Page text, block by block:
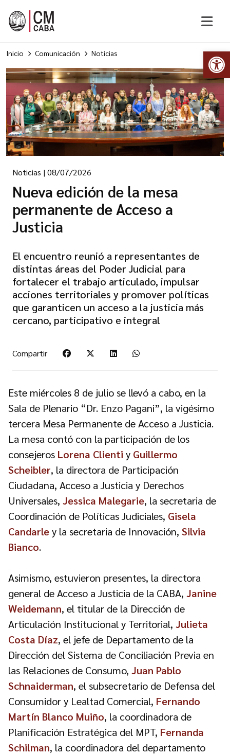
Inicio Comunicación Noticias
Noticias | 08/07/2026
Nueva edición de la mesa
permanente de Acceso a
Justicia
El encuentro reunió a representantes de
distintas áreas del Poder Judicial para
fortalecer el trabajo articulado, impulsar
acciones territoriales y promover políticas
que garanticen un acceso a la justicia más
cercano, participativo e integral
Compartir
Este miércoles 8 de julio se llevó a cabo, en la
Sala de Plenario “Dr. Enzo Pagani”, la vigésimo
tercera Mesa Permanente de Acceso a Justicia.
La mesa contó con la participación de los
consejeros Lorena Clienti y Guillermo
Scheibler, la directora de Participación
Ciudadana, Acceso a Justicia y Derechos
Universales, Jessica Malegarie, la secretaria de
Coordinación de Políticas Judiciales, Gisela
Candarley la secretaria de Innovación, Silvia
Bianco.
Asimismo, estuvieron presentes, la directora
general de Acceso a Justicia de la CABA, Janine
Weidemann, el titular de la Dirección de
Articulación Institucional y Territorial, Julieta
Costa Díaz, el jefe de Departamento de la
Dirección del Sistema de Conciliación Previa en
las Relaciones de Consumo, Juan Pablo
Schnaiderman, el subsecretario de Defensa del
Consumidor y Lealtad Comercial, Fernando
Martín Blanco Muiño, la coordinadora de
Planificación Estratégica del MPT, Fernanda
Schilman, la coordinadora del departamento